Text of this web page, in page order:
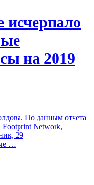
исчерпало
на 2019
По данным отчета
Footprint Network,
29
…